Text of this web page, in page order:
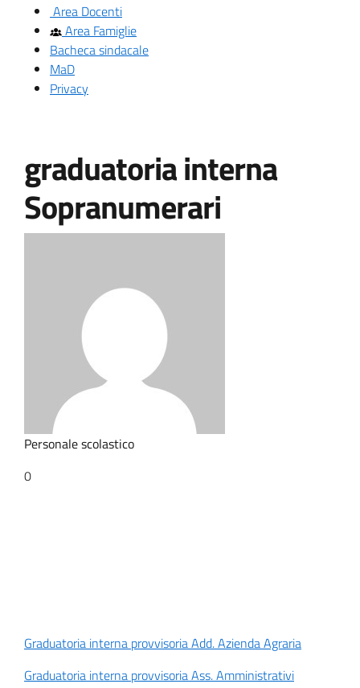
Area Docenti
Area Famiglie
Bacheca sindacale
MaD
Privacy
graduatoria interna
Sopranumerari
Personale scolastico
0
Graduatoria interna provvisoria Add. Azienda Agraria
Graduatoria interna provvisoria Ass. Amministrativi